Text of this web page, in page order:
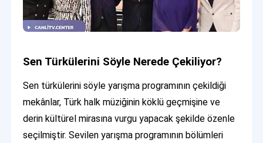
Sen Türkülerini Söyle Nerede Çekiliyor?
Sen türkülerini söyle yarışma programının çekildiği
mekânlar, Türk halk müziğinin köklü geçmişine ve
derin kültürel mirasına vurgu yapacak şekilde özenle
seçilmiştir. Sevilen yarışma programının bölümleri